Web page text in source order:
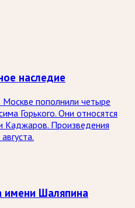
наследие
пополнили четыре
Горького. Они относятся
Каджаров. Произведения
имени Шаляпина